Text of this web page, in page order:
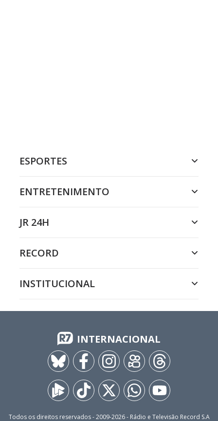
ESPORTES
ENTRETENIMENTO
JR 24H
RECORD
INSTITUCIONAL
INTERNACIONAL
Todos os direitos reservados - 2009-2026- Rádio e Televisão Record S.A